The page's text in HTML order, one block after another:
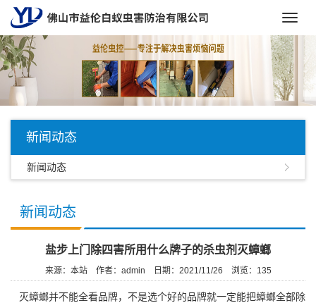
新闻动态
新闻动态
新闻动态
盐步上门除四害所用什么牌子的杀虫剂灭蟑螂
来源：本站 作者：admin 日期：2021/11/26 浏览： 135
灭蟑螂并不能全看品牌，不是选个好的品牌就一定能把蟑螂全部除